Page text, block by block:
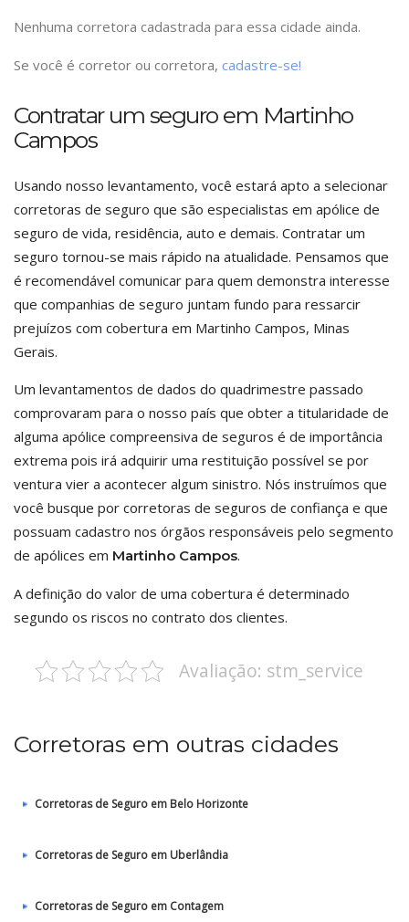
Nenhuma corretora cadastrada para essa cidade ainda.
Se você é corretor ou corretora, cadastre-se!
Contratar um seguro em Martinho
Campos
Usando nosso levantamento, você estará apto a selecionar
corretoras de seguro que são especialistas em apólice de
seguro de vida, residência, auto e demais. Contratar um
seguro tornou-se mais rápido na atualidade. Pensamos que
é recomendável comunicar para quem demonstra interesse
que companhias de seguro juntam fundo para ressarcir
prejuízos com cobertura em Martinho Campos, Minas
Gerais.
Um levantamentos de dados do quadrimestre passado
comprovaram para o nosso país que obter a titularidade de
alguma apólice compreensiva de seguros é de importância
extrema pois irá adquirir uma restituição possível se por
ventura vier a acontecer algum sinistro. Nós instruímos que
você busque por corretoras de seguros de confiança e que
possuam cadastro nos órgãos responsáveis pelo segmento
de apólices em Martinho Campos.
A definição do valor de uma cobertura é determinado
segundo os riscos no contrato dos clientes.
Avaliação: stm_service
Corretoras em outras cidades
Corretoras de Seguro em Belo Horizonte
Corretoras de Seguro em Uberlândia
Corretoras de Seguro em Contagem